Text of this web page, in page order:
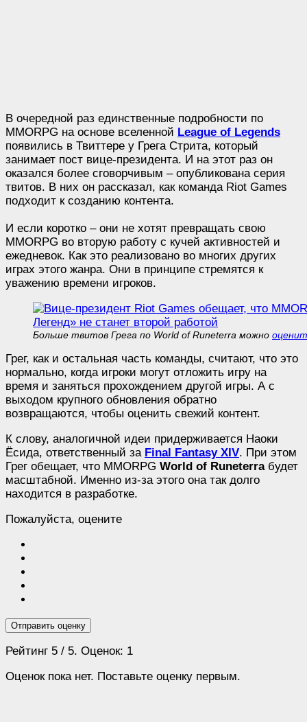
В очередной раз единственные подробности по
MMORPG на основе вселенной League of Legends
появились в Твиттере у Грега Стрита, который
занимает пост вице-президента. И на этот раз он
оказался более сговорчивым – опубликована серия
твитов. В них он рассказал, как команда Riot Games
подходит к созданию контента.
И если коротко – они не хотят превращать свою
MMORPG во вторую работу с кучей активностей и
ежедневок. Как это реализовано во многих других
играх этого жанра. Они в принципе стремятся к
уважению времени игроков.
Больше твитов Грега по World of Runeterra можно
Грег, как и остальная часть команды, считают, что это
нормально, когда игроки могут отложить игру на
время и заняться прохождением другой игры. А с
выходом крупного обновления обратно
возвращаются, чтобы оценить свежий контент.
К слову, аналогичной идеи придерживается Наоки
Ёсида, ответственный за Final Fantasy XIV. При этом
Грег обещает, что MMORPG World of Runeterraбудет
масштабной. Именно из-за этого она так долго
находится в разработке.
Пожалуйста, оцените
Отправить оценку
Рейтинг 5 / 5. Оценок: 1
Оценок пока нет. Поставьте оценку первым.